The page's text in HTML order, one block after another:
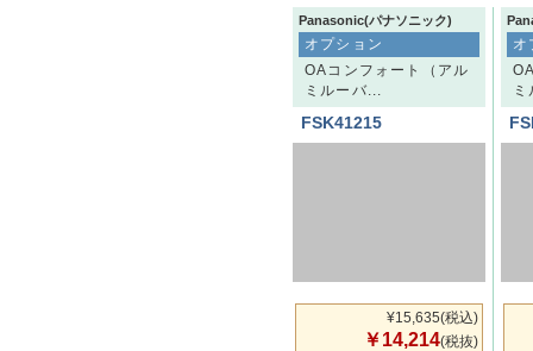
Panasonic(パナソニック)
オプション
OAコンフォート（アル
ミルーバ...
FSK41215
¥15,635(税込)
￥14,214(税抜)
オ